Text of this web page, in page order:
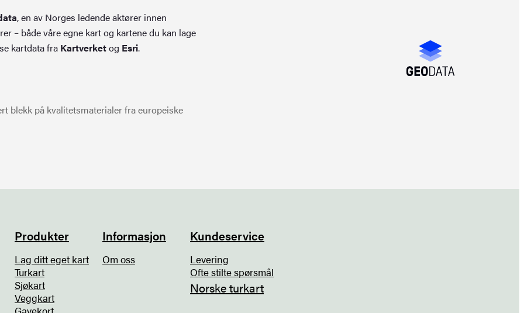
, en av Norges ledende aktører innen
– både våre egne kart og kartene du kan lage
kartdata fra Kartverketog Esri.
blekk på kvalitetsmaterialer fra europeiske
Produkter
Lag ditt eget kart
Turkart
Sjøkart
Veggkart
Informasjon
Om oss
Kundeservice
Levering
Ofte stilte spørsmål
Norske turkart